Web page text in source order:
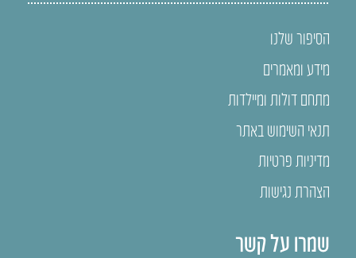
הסיפור שלנו
מידע ומאמרים
מתחם דולות ומיילדות
תנאי השימוש באתר
מדיניות פרטיות
הצהרת נגישות
שמרו על קשר